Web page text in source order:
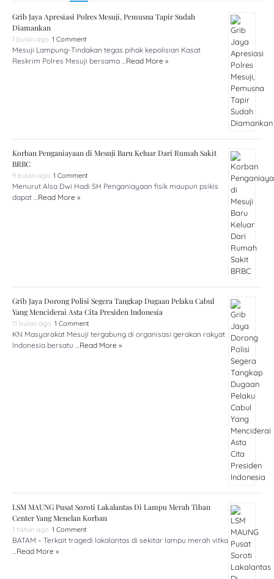
Grib Jaya Apresiasi Polres Mesuji, Pemusna Tapir Sudah
Diamankan
1 bulan ago 1 Comment
Mesuji Lampung-Tindakan tegas pihak kepolisian Kasat
Reskrim Polres Mesuji bersama …Read More »
Korban Penganiayaan di Mesuji Baru Keluar Dari Rumah Sakit
BRBC
9 bulan ago 1 Comment
Menurut Alsa Dwi Hadi SH Penganiayaan fisik maupun psikis
dapat …Read More »
Grib Jaya Dorong Polisi Segera Tangkap Dugaan Pelaku Cabul
Yang Menciderai Asta Cita Presiden Indonesia
11 bulan ago 1 Comment
KN Masyarakat Mesuji tergabung di organisasi gerakan rakyat
Indonesia bersatu …Read More »
LSM MAUNG Pusat Soroti Lakalantas Di Lampu Merah Tiban
Center Yang Menelan Korban
1 tahun ago 1 Comment
BATAM – Terkait tragedi lakalantas di sekitar lampu merah vitka
…Read More »